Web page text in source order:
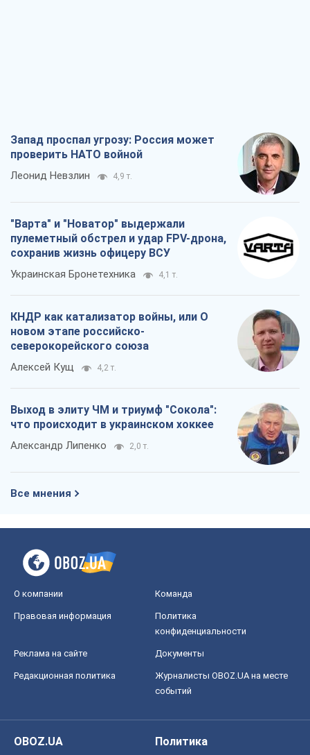
Запад проспал угрозу: Россия может
проверить НАТО войной
Леонид Невзлин 4,9 т.
"Варта" и "Новатор" выдержали
пулеметный обстрел и удар FPV-дрона,
сохранив жизнь офицеру ВСУ
Украинская Бронетехника 4,1 т.
КНДР как катализатор войны, или О
новом этапе российско-
северокорейского союза
Алексей Кущ 4,2 т.
Выход в элиту ЧМ и триумф "Сокола":
что происходит в украинском хоккее
Александр Липенко 2,0 т.
Все мнения
О компании Команда
Правовая информация
Политика
конфиденциальности
Реклама на сайте Документы
Редакционная политика
Журналисты OBOZ.UA на месте
событий
OBOZ.UA
Политика